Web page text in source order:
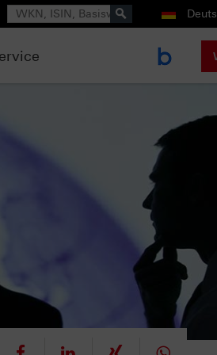
Suche
mitteilen